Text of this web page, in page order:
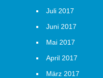
Juli 2017
Juni 2017
Mai 2017
April 2017
März 2017